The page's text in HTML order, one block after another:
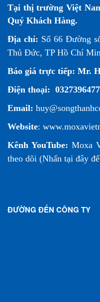
Tại thị trường Việt
Quý Khách Hàng.
Địa chỉ: Số 66 Đường
Thủ Đức, TP Hồ Chí
Báo giá trực tiếp: Mr.
Điện thoại: 0327396477
Email:
Website:
Kênh YouTube: Moxa
theo dõi (Nhấn tại đây
ĐƯỜNG ĐẾN CÔNG TY